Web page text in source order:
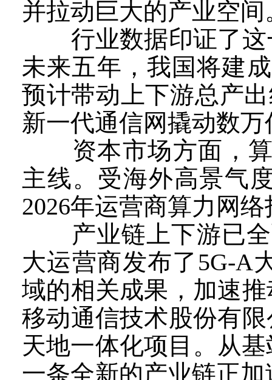
并拉动巨大的产业空间
行业数据印证了这
未来五年，我国将建
预计带动上下游总产
新一代通信网撬动数
资本市场方面，算
主线。受海外高景气
2026年运营商算力网
产业链上下游已全
大运营商发布了5G-A
域的相关成果，加速
移动通信技术股份有
天地一体化项目。从
一条全新的产业链正